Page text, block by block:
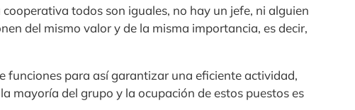
todos son iguales, no hay un jefe, ni alguien
del mismo valor y de la misma importancia, es decir,
funciones para así garantizar una eficiente actividad,
mayoría del grupo y la ocupación de estos puestos es